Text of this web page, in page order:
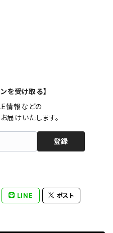
を受け取る】
情報などの
届けいたします。
登録
LINE ポスト